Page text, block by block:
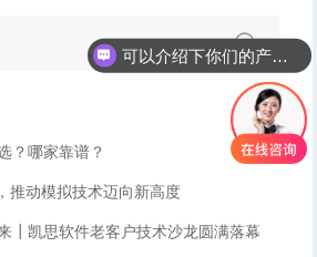
？哪家靠谱？
推动模拟技术迈向新高度​
┃凯思软件老客户技术沙龙圆满落幕
可以介绍下你们的产品么